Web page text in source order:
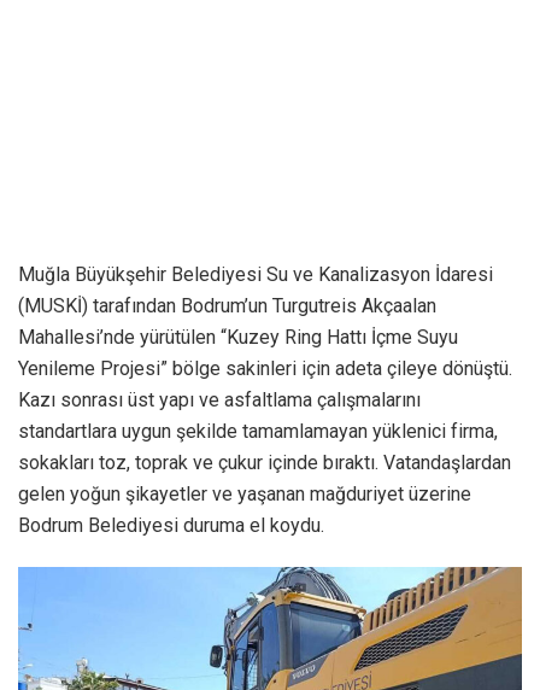
Muğla Büyükşehir Belediyesi Su ve Kanalizasyon İdaresi
(MUSKİ) tarafından Bodrum’un Turgutreis Akçaalan
Mahallesi’nde yürütülen “Kuzey Ring Hattı İçme Suyu
Yenileme Projesi” bölge sakinleri için adeta çileye dönüştü.
Kazı sonrası üst yapı ve asfaltlama çalışmalarını
standartlara uygun şekilde tamamlamayan yüklenici firma,
sokakları toz, toprak ve çukur içinde bıraktı. Vatandaşlardan
gelen yoğun şikayetler ve yaşanan mağduriyet üzerine
Bodrum Belediyesi duruma el koydu.